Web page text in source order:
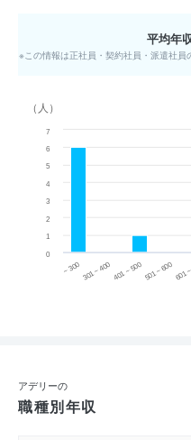
平均年
※この情報は正社員・契約社員・派遣社員
（人）
~ 300 301 ~ 400 401 ~ 500501 ~ 600601
0
1
2
3
4
5
6
7
アデリーの
職種別年収